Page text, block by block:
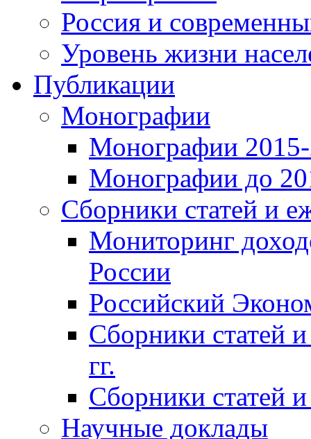
Россия и
Уровень жизни
Публикации
Монографии
Монографии 2015-
Монографии до
Сборники статей и
Мониторинг
России
Российский
Сборники статей
гг.
Сборники статей
Научные доклады